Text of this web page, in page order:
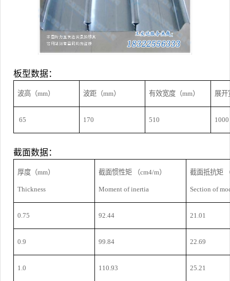
板型数据：
波高（mm） 波距（mm） 有效宽度（mm） 展开
65 170 510 1000
截面数据：
厚度（mm）
Thickness
截面惯性矩 （cm4/m）
Moment of inertia
截面抵抗矩
Section of
0.75 92.44 21.01
0.9 99.84 22.69
1.0 110.93 25.21